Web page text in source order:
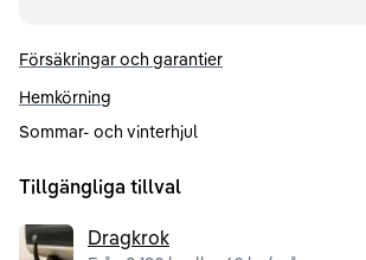
Försäkringar och garantier
Hemkörning
Sommar- och vinterhjul
Tillgängliga tillval
Dragkrok